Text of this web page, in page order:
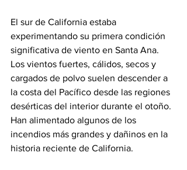
El sur de California estaba
experimentando su primera condición
significativa de viento en Santa Ana.
Los vientos fuertes, cálidos, secos y
cargados de polvo suelen descender a
la costa del Pacífico desde las regiones
desérticas del interior durante el otoño.
Han alimentado algunos de los
incendios más grandes y dañinos en la
historia reciente de California.